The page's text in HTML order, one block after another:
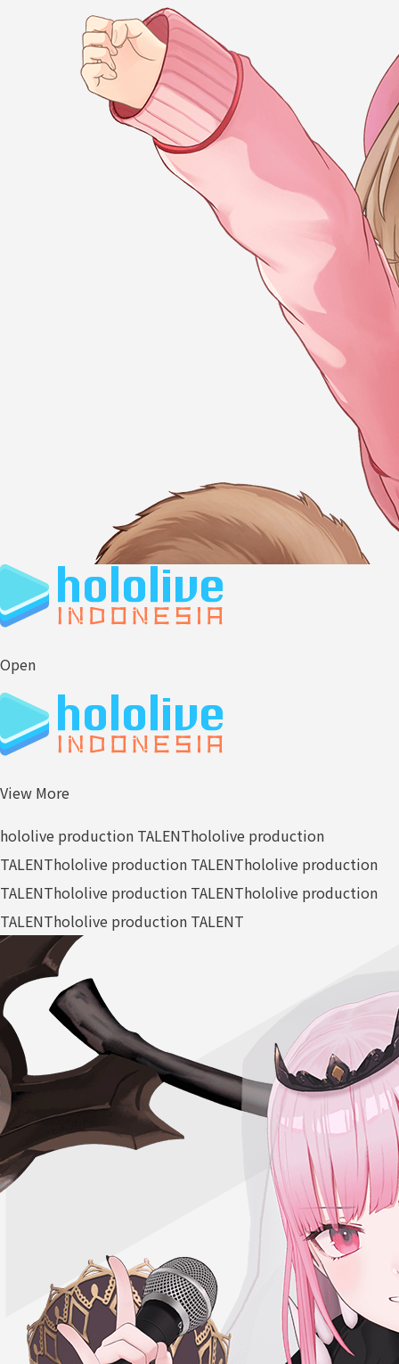
Open
View More
hololive production TALENThololive production
TALENThololive production TALENThololive production
TALENThololive production TALENThololive production
TALENThololive production TALENT